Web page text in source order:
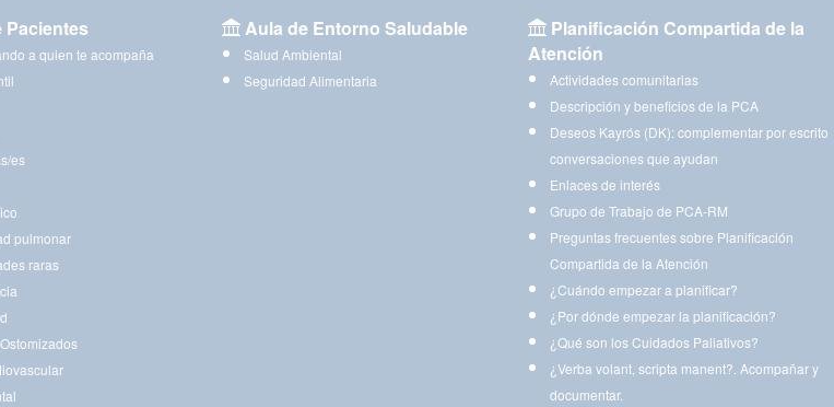
a quien te acompaña
es
pulmonar
raras
Aula de Entorno Saludable
Salud Ambiental
Seguridad Alimentaria
Planificación Compartida de la
Atención
Actividades comunitarias
Descripción y beneficios de la PCA
Deseos Kayrós (DK): complementar por escrito
conversaciones que ayudan
Enlaces de interés
Grupo de Trabajo de PCA-RM
Preguntas frecuentes sobre Planificación
Compartida de la Atención
¿Cuándo empezar a planificar?
¿Por dónde empezar la planificación?
¿Qué son los Cuidados Paliativos?
¿Verba volant, scripta manent?. Acompañar y
documentar.